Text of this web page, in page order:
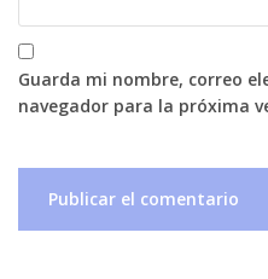
Guarda mi nombre, correo
navegador para la próxima